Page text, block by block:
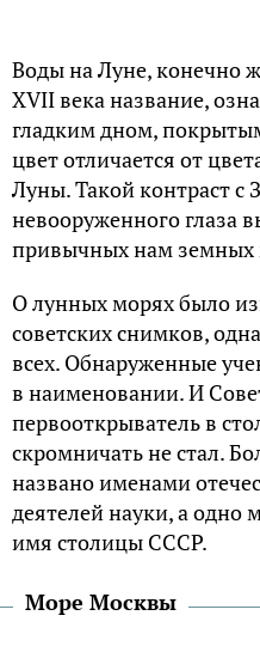
Воды на Луне, конечно
XVII века название,
гладким дном,
цвет отличается от
Луны. Такой контраст с
невооруженного глаза
привычных нам земных
О лунных морях было
советских снимков,
всех. Обнаруженные
в наименовании. И
первооткрыватель в
скромничать не стал.
названо именами
деятелей науки, а одно
имя столицы СССР.
Море Москвы